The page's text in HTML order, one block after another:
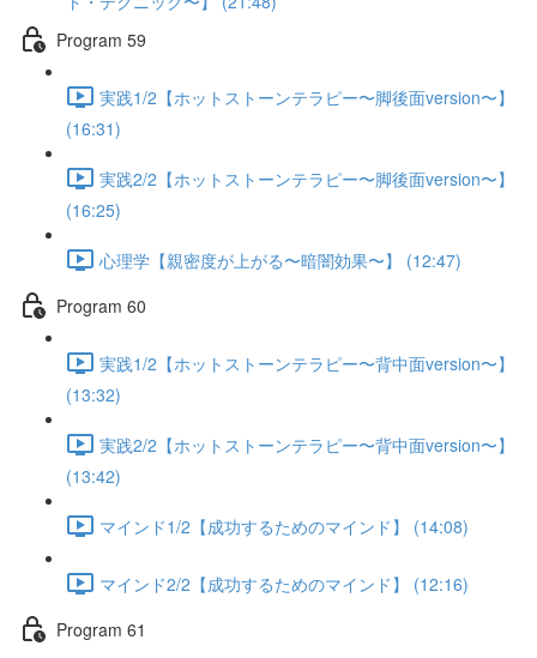
Program 59
実践1/2【ホットストーンテラピー〜脚後面version〜】
(16:31)
実践2/2【ホットストーンテラピー〜脚後面version〜】
(16:25)
心理学【親密度が上がる〜暗闇効果〜】 (12:47)
Program 60
実践1/2【ホットストーンテラピー〜背中面version〜】
(13:32)
実践2/2【ホットストーンテラピー〜背中面version〜】
(13:42)
マインド1/2【成功するためのマインド】 (14:08)
マインド2/2【成功するためのマインド】 (12:16)
Program 61